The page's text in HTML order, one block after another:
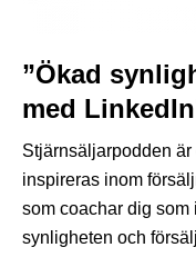
”Ökad
med
Stjärnsäljarpodden är
inspireras inom
som coachar dig som
synligheten och